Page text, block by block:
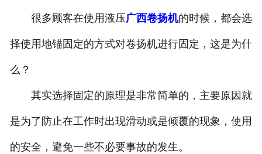
很多顾客在使用液压广西卷扬机的时候，都会选
择使用地锚固定的方式对卷扬机进行固定，这是为什
么？
其实选择固定的原理是非常简单的，主要原因就
是为了防止在工作时出现滑动或是倾覆的现象，使用
的安全，避免一些不必要事故的发生。